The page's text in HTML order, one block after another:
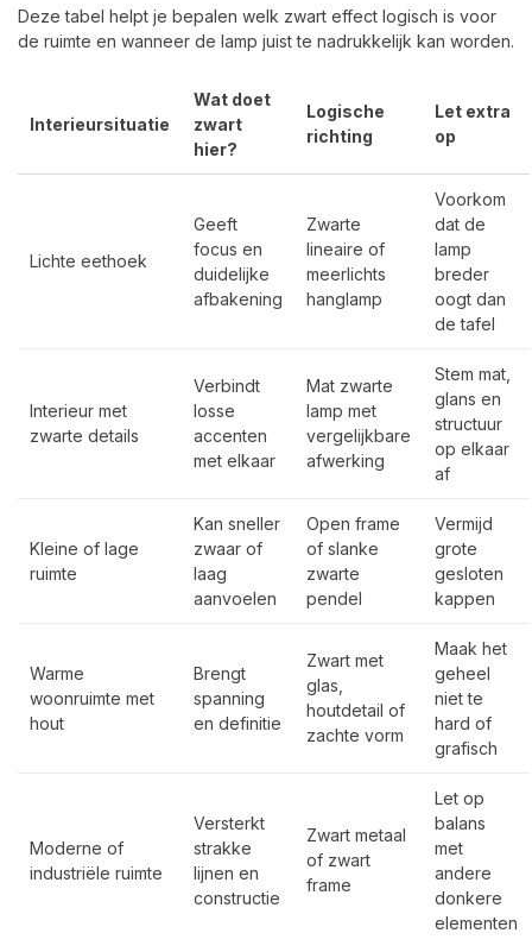
Deze tabel helpt je bepalen welk zwart effect logisch is voor
de ruimte en wanneer de lamp juist te nadrukkelijk kan worden.
Interieursituatie
Wat doet
zwart
hier?
Logische
richting
Let extra
op
Lichte eethoek
Geeft
focus en
duidelijke
afbakening
Zwarte
lineaire of
meerlichts
hanglamp
Voorkom
dat de
lamp
breder
oogt dan
de tafel
Interieur met
zwarte details
Verbindt
losse
accenten
met elkaar
Mat zwarte
lamp met
vergelijkbare
afwerking
Stem mat,
glans en
structuur
op elkaar
af
Kleine of lage
ruimte
Kan sneller
zwaar of
laag
aanvoelen
Open frame
of slanke
zwarte
pendel
Vermijd
grote
gesloten
kappen
Warme
woonruimte met
hout
Brengt
spanning
en definitie
Zwart met
glas,
houtdetail of
zachte vorm
Maak het
geheel
niet te
hard of
grafisch
Moderne of
industriële ruimte
Versterkt
strakke
lijnen en
constructie
Zwart metaal
of zwart
frame
Let op
balans
met
andere
donkere
elementen